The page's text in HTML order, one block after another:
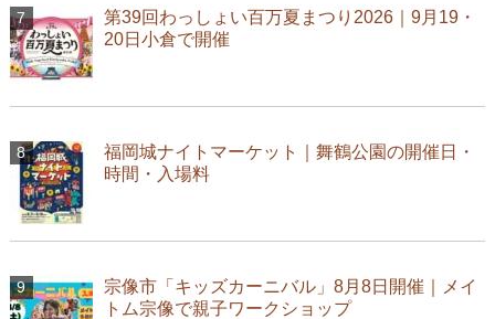
第39回わっしょい百万夏まつり2026｜9月19・
20日小倉で開催
福岡城ナイトマーケット｜舞鶴公園の開催日・
時間・入場料
宗像市「キッズカーニバル」8月8日開催｜メイ
トム宗像で親子ワークショップ